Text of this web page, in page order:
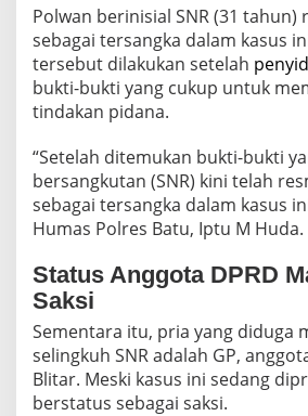
Polwan berinisial SNR (31
sebagai tersangka dalam kasus
tersebut dilakukan setelah
bukti-bukti yang cukup untuk
tindakan pidana.
“Setelah ditemukan bukti-bukti
bersangkutan (SNR) kini telah
sebagai tersangka dalam kasus
Humas Polres Batu, Iptu M Huda.
Status Anggota DPRD
Saksi
Sementara itu, pria yang diduga
selingkuh SNR adalah GP,
Blitar. Meski kasus ini sedang
berstatus sebagai saksi.